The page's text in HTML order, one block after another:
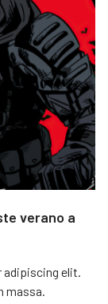
verano a
elit.
massa.